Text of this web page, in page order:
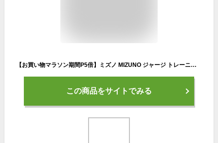
【お買い物マラソン期間P5倍】ミズノ MIZUNO ジャージ トレーニングウエア ライトニットハーフパンツ 下 ユニセックス メンズ レディース スポーツ 32MD9123
この商品をサイトでみる